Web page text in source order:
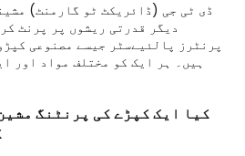
ڈی ٹی جی (ڈائریکٹ ٹو گارمنٹ)
دیگر قدرتی ریشوں پر پرنٹ
پرنٹرز پالئیےسٹر جیسے مصنوعی
ہیں۔ ہر ایک کو مختلف مواد اور
کیا ایک کپڑے کی پرنٹنگ